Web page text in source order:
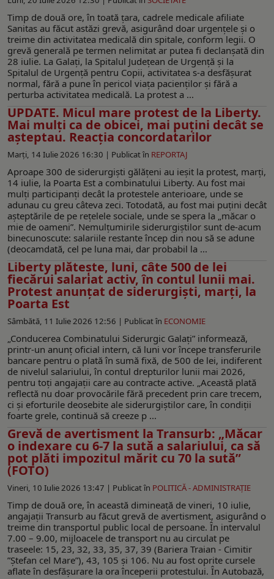
Timp de două ore, în toată ţara, cadrele medicale afiliate
Sanitas au făcut astăzi grevă, asigurând doar urgențele și o
treime din activitatea medicală din spitale, conform legii. O
grevă generală pe termen nelimitat ar putea fi declanşată din
28 iulie. La Galaţi, la Spitalul Judeţean de Urgenţă şi la
Spitalul de Urgenţă pentru Copii, activitatea s-a desfășurat
normal, fără a pune în pericol viața pacienților și fără a
perturba activitatea medicală. La protest a ...
UPDATE. Micul mare protest de la Liberty.
Mai mulți ca de obicei, mai puțini decât se
așteptau. Reacția concordatarilor
Marți, 14 Iulie 2026 16:30 | Publicat în REPORTAJ
Aproape 300 de siderurgiști gălățeni au ieșit la protest, marți,
14 iulie, la Poarta Est a combinatului Liberty. Au fost mai
mulți participanți decât la protestele anterioare, unde se
adunau cu greu câteva zeci. Totodată, au fost mai puțini decât
așteptările de pe rețelele sociale, unde se spera la „măcar o
mie de oameni”. Nemulțumirile siderurgiștilor sunt de-acum
binecunoscute: salariile restante încep din nou să se adune
(deocamdată, cel pe luna mai, dar probabil la ...
Liberty plătește, luni, câte 500 de lei
fiecărui salariat activ, în contul lunii mai.
Protest anunțat de siderurgiști, marți, la
Poarta Est
Sâmbătă, 11 Iulie 2026 12:56 | Publicat în ECONOMIE
„Conducerea Combinatului Siderurgic Galați” informează,
printr-un anunț oficial intern, că luni vor începe transferurile
bancare pentru o plată în sumă fixă, de 500 de lei, indiferent
de nivelul salariului, în contul drepturilor lunii mai 2026,
pentru toți angajații care au contracte active. „Această plată
reflectă nu doar provocările fără precedent prin care trecem,
ci și eforturile deosebite ale siderurgiștilor care, în condiții
foarte grele, continuă să creeze p ...
Grevă de avertisment la Transurb: „Măcar
o indexare cu 6-7 la sută a salariului, ca să
pot plăti impozitul mărit cu 70 la sută”
(FOTO)
Vineri, 10 Iulie 2026 13:47 | Publicat în POLITICĂ - ADMINISTRAŢIE
Timp de două ore, în această dimineaţă de vineri, 10 iulie,
angajaţii Transurb au făcut grevă de avertisment, asigurând o
treime din transportul public local de persoane. În intervalul
7.00 – 9.00, mijloacele de transport nu au circulat pe
traseele: 15, 23, 32, 33, 35, 37, 39 (Bariera Traian - Cimitir
”Ștefan cel Mare”), 43, 105 și 106. Nu au fost oprite cursele
aflate în desfăşurare la ora începerii protestului. În Autobază,